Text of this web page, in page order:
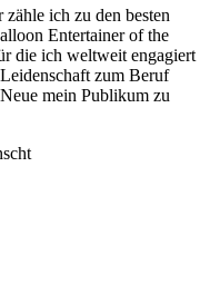
ich zu den besten
Entertainer of the
die ich weltweit engagiert
zum Beruf
mein Publikum zu